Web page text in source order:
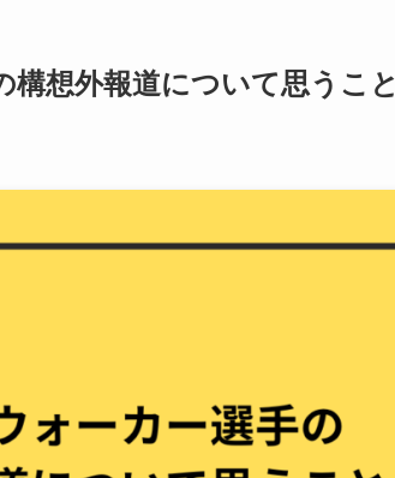
構想外報道について思うこと